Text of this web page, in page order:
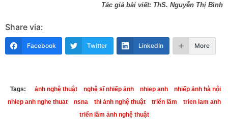
Tác giả bài viết: ThS. Nguyễn Thị Bình
Share via:
Facebook Twitter LinkedIn More
Tags: ảnh nghệ thuật nghệ sĩ nhiếp ảnh nhiep anh
nhiếp ảnh hà nội
nhiep anh nghe thuat
nsna thi ảnh nghệ thuật triển lãm
trien lam anh
triển lãm ảnh nghệ thuật